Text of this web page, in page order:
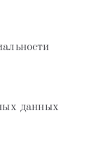
данных